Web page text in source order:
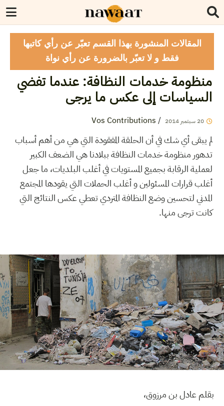
المقالات المنشورة بهذا القسم تعبّر عن رأي كاتبها
فقط و لا تعبّر بالضرورة عن رأي نواة
منظومة خدمات النظافة: عندما تفضي
السياسات إلى عكس ما يرجى
20 سبتمبر 2014
/
Vos Contributions
لم يبقى أي شك في أن الحلقة المفقودة التي هي من أهم أسباب
تدهور منظومة خدمات النظافة ببلادنا هي الضعف الكبير
لعملية الرقابة بجميع المستويات في أغلب البلديات، ما جعل
أغلب قرارات المسئولين و أغلب الحملات التي يقودها المجتمع
المدني لتحسين وضع النظافة المتردي تعطي عكس النتائج التي
كانت ترجى منها.
بقلم عادل بن مرزوق،